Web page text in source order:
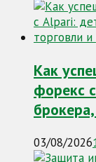
Как
форекс
03/08/2026